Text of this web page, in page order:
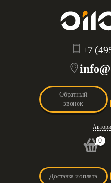
+7
Обратный
звонок
0
Доставка и оплата